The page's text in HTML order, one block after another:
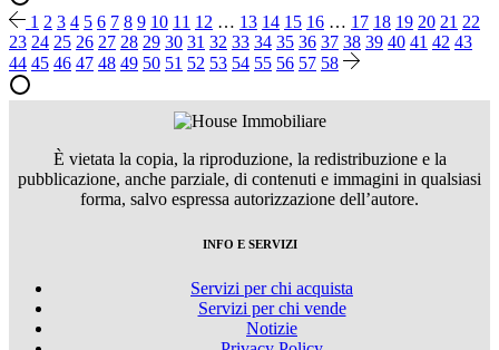
1 2 3 4 5 6 7 8 9 10 11 12 … 13 14 15 16 … 17 18 19 20 21 22
23 24 25 26 27 28 29 30 31 32 33 34 35 36 37 38 39 40 41 42 43
44 45 46 47 48 49 50 51 52 53 54 55 56 57 58
È vietata la copia, la riproduzione, la redistribuzione e la
pubblicazione, anche parziale, di contenuti e immagini in qualsiasi
forma, salvo espressa autorizzazione dell’autore.
INFO E SERVIZI
Servizi per chi acquista
Servizi per chi vende
Notizie